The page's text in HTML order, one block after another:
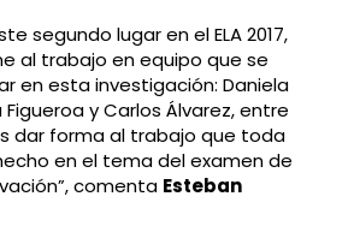
segundo lugar en el ELA 2017,
al trabajo en equipo que se
en esta investigación: Daniela
Figueroa y Carlos Álvarez, entre
dar forma al trabajo que toda
en el tema del examen de
comenta Esteban